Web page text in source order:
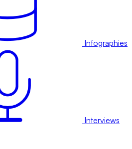
Infographies
Interviews